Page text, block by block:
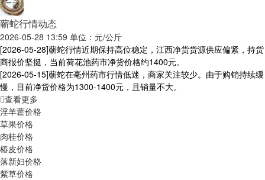
蕲蛇行情动态
2026-05-28 13:59 单位：元/公斤
[2026-05-28]蕲蛇行情近期保持高位稳定，江西净货货源供应偏紧，持货
商报价坚挺，当前荷花池药市净货价格约1400元。
[2026-05-15]蕲蛇在亳州药市行情低迷，商家关注较少。由于购销持续缓
慢，目前净货价格为1300-1400元，且销量不大。
查看更多
淫羊藿价格
草果价格
肉桂价格
椿皮价格
落新妇价格
紫草价格